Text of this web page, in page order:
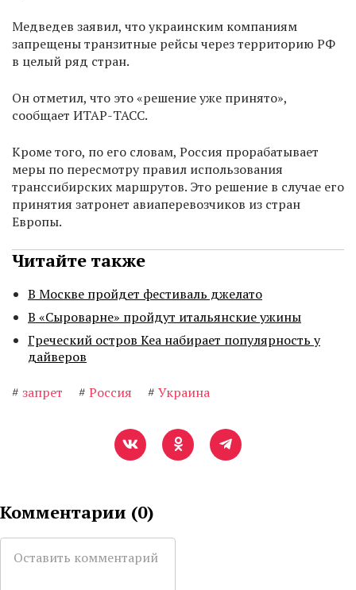
Медведев заявил, что украинским компаниям
запрещены транзитные рейсы через территорию РФ
в целый ряд стран.
Он отметил, что это «решение уже принято»,
сообщает ИТАР-ТАСС.
Кроме того, по его словам, Россия прорабатывает
меры по пересмотру правил использования
транссибирских маршрутов. Это решение в случае его
принятия затронет авиаперевозчиков из стран
Европы.
Читайте также
В Москве пройдет фестиваль джелато
В «Сыроварне» пройдут итальянские ужины
Греческий остров Кеа набирает популярность у
дайверов
# запрет # Россия # Украина
Комментарии (0)